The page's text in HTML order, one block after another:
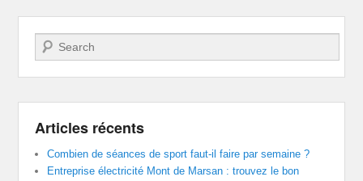
Recherche
Articles récents
Combien de séances de sport faut-il faire par semaine ?
Entreprise électricité Mont de Marsan : trouvez le bon